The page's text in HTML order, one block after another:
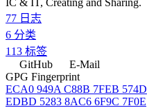
IC & IT, Creating and Sharing.
77 日志
6 分类
113 标签
GitHub
E-Mail
GPG Fingerprint
ECA0 949A C88B 7FEB 574D
EDBD 5283 8AC6 6F9C 7F0E